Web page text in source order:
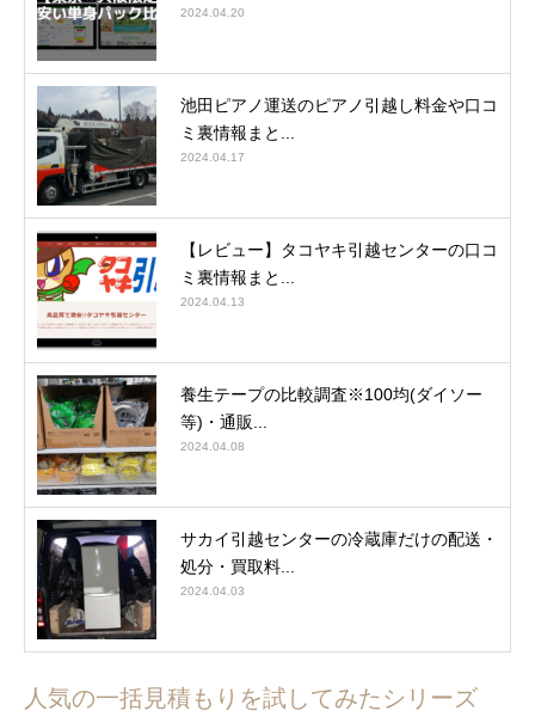
2024.04.20
池田ピアノ運送のピアノ引越し料金や口コ
ミ裏情報まと...
2024.04.17
【レビュー】タコヤキ引越センターの口コ
ミ裏情報まと...
2024.04.13
養生テープの比較調査※100均(ダイソー
等)・通販...
2024.04.08
サカイ引越センターの冷蔵庫だけの配送・
処分・買取料...
2024.04.03
人気の一括見積もりを試してみたシリーズ